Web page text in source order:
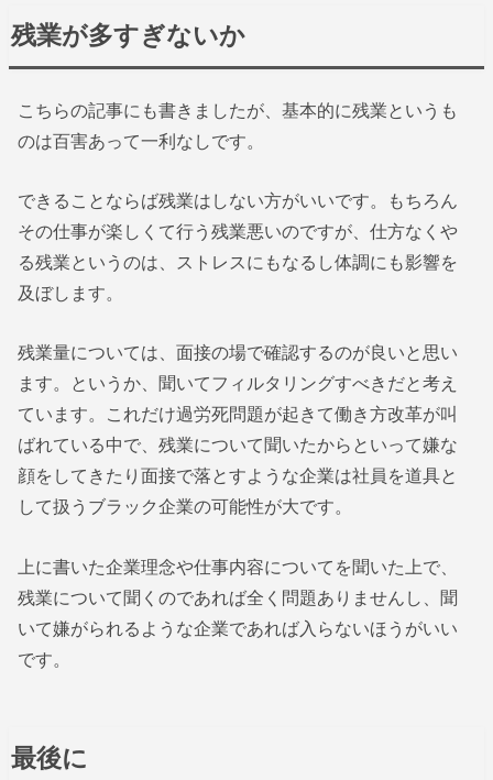
残業が多すぎないか
こちらの記事にも書きましたが、基本的に残業というも
のは百害あって一利なしです。
できることならば残業はしない方がいいです。もちろん
その仕事が楽しくて行う残業悪いのですが、仕方なくや
る残業というのは、ストレスにもなるし体調にも影響を
及ぼします。
残業量については、面接の場で確認するのが良いと思い
ます。というか、聞いてフィルタリングすべきだと考え
ています。これだけ過労死問題が起きて働き方改革が叫
ばれている中で、残業について聞いたからといって嫌な
顔をしてきたり面接で落とすような企業は社員を道具と
して扱うブラック企業の可能性が大です。
上に書いた企業理念や仕事内容についてを聞いた上で、
残業について聞くのであれば全く問題ありませんし、聞
いて嫌がられるような企業であれば入らないほうがいい
です。
最後に